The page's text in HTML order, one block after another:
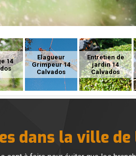
14
Elagueur
Grimpeur 14
Calvados
Entretien de
jardin 14
Calvados
dans la ville